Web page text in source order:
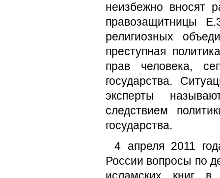
неизбежно вносят
правозащитницы
религиозных
преступная
прав человека,
государства.
эксперты
следствием
государства.
4 апреля 2011
России вопросы по